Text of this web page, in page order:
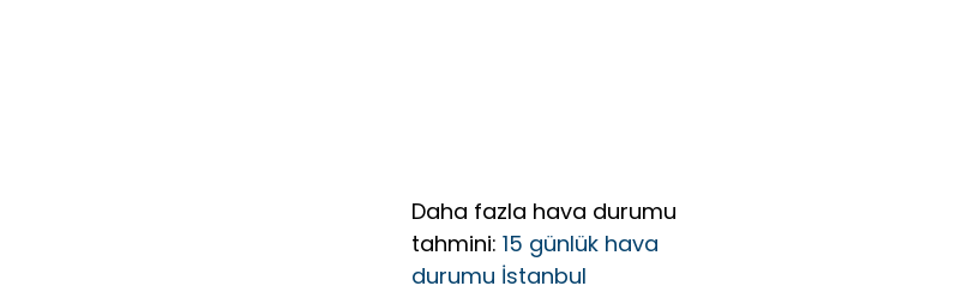
Daha fazla hava durumu
tahmini: 15 günlük hava
durumu İstanbul